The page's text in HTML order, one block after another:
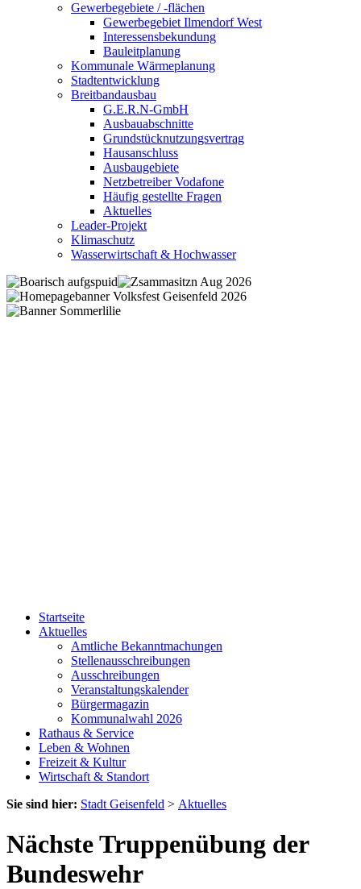
Gewerbegebiete / -flächen
Gewerbegebiet Ilmendorf West
Interessensbekundung
Bauleitplanung
Kommunale Wärmeplanung
Stadtentwicklung
Breitbandausbau
G.E.R.N-GmbH
Ausbauabschnitte
Grundstücknutzungsvertrag
Hausanschluss
Ausbaugebiete
Netzbetreiber Vodafone
Häufig gestellte Fragen
Aktuelles
Leader-Projekt
Klimaschutz
Wasserwirtschaft & Hochwasser
Startseite
Aktuelles
Amtliche Bekanntmachungen
Stellenausschreibungen
Ausschreibungen
Veranstaltungskalender
Bürgermagazin
Kommunalwahl 2026
Rathaus & Service
Leben & Wohnen
Freizeit & Kultur
Wirtschaft & Standort
Sie sind hier: Stadt Geisenfeld > Aktuelles
Nächste Truppenübung der
Bundeswehr